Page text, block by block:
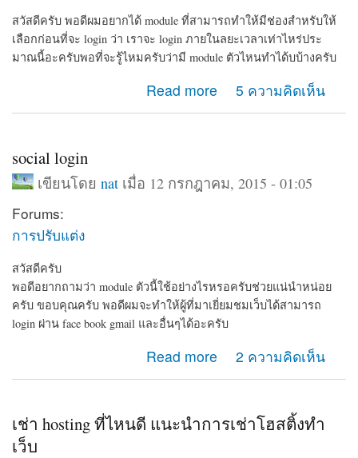
สวัสดีครับ พอดีผมอยากได้ module ที่สามารถทำให้มีช่องสำหรับให้
เลือกก่อนที่จะ login ว่า เราจะ login ภายในลยะเวลาเท่าไหร่ประ
มาณนี้อะครับพอที่จะรู้ไหมครับว่ามี module ตัวไหนทำได้บบ้างครับ
Read more
about ช่วยแนะนำ module แนวนี้หน่อยครับ5 ความคิดเห็น
social login
เขียนโดย natเมื่อ 12 กรกฎาคม, 2015 - 01:05
Forums:
การปรับแต่ง
สวัสดีครับ
พอดีอยากถามว่า module ตัวนี้ใช้อย่างไรหรอครับช่วยแน่นำหน่อย
ครับ ขอบคุณครับ พอดีผมจะทำให้ผู้ที่มาเยี่ยมชมเว็บได้สามารถ
login ผ่าน face book gmail และอื่นๆได้อะครับ
Read more 2 ความคิดเห็น
เช่า hosting ที่ไหนดี แนะนำการเช่าโฮสติ้งทำ
เว็บ